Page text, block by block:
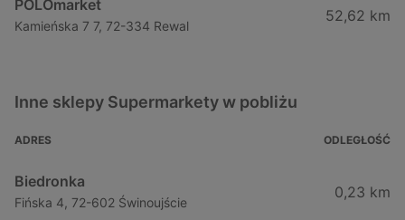
POLOmarket
Kamieńska 7 7, 72-334 Rewal
52,62 km
Inne sklepy Supermarkety w pobliżu
ADRES ODLEGŁOŚĆ
Biedronka
Fińska 4, 72-602 Świnoujście
0,23 km